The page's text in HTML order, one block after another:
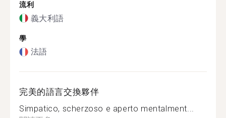
流利
義大利語
學
法語
完美的語言交換夥伴
Simpatico, scherzoso e aperto mentalment...